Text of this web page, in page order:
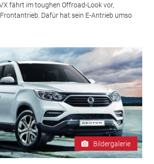
fährt im toughen Offroad-Look vor,
Dafür hat sein E-Antrieb umso
Bildergalerie